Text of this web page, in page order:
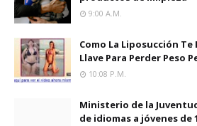
9:00 A.m.
Como La Liposucción
Llave Para Perder Peso
10:08 P.m.
Ministerio de la
de idiomas a jóvenes de